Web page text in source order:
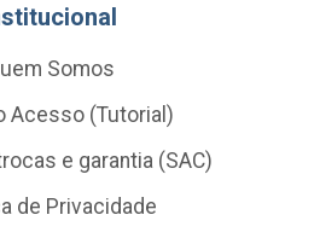
Somos
Acesso (Tutorial)
e garantia (SAC)
de Privacidade